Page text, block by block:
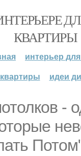
КВАРТИРЫ
интерьер
идеи
-